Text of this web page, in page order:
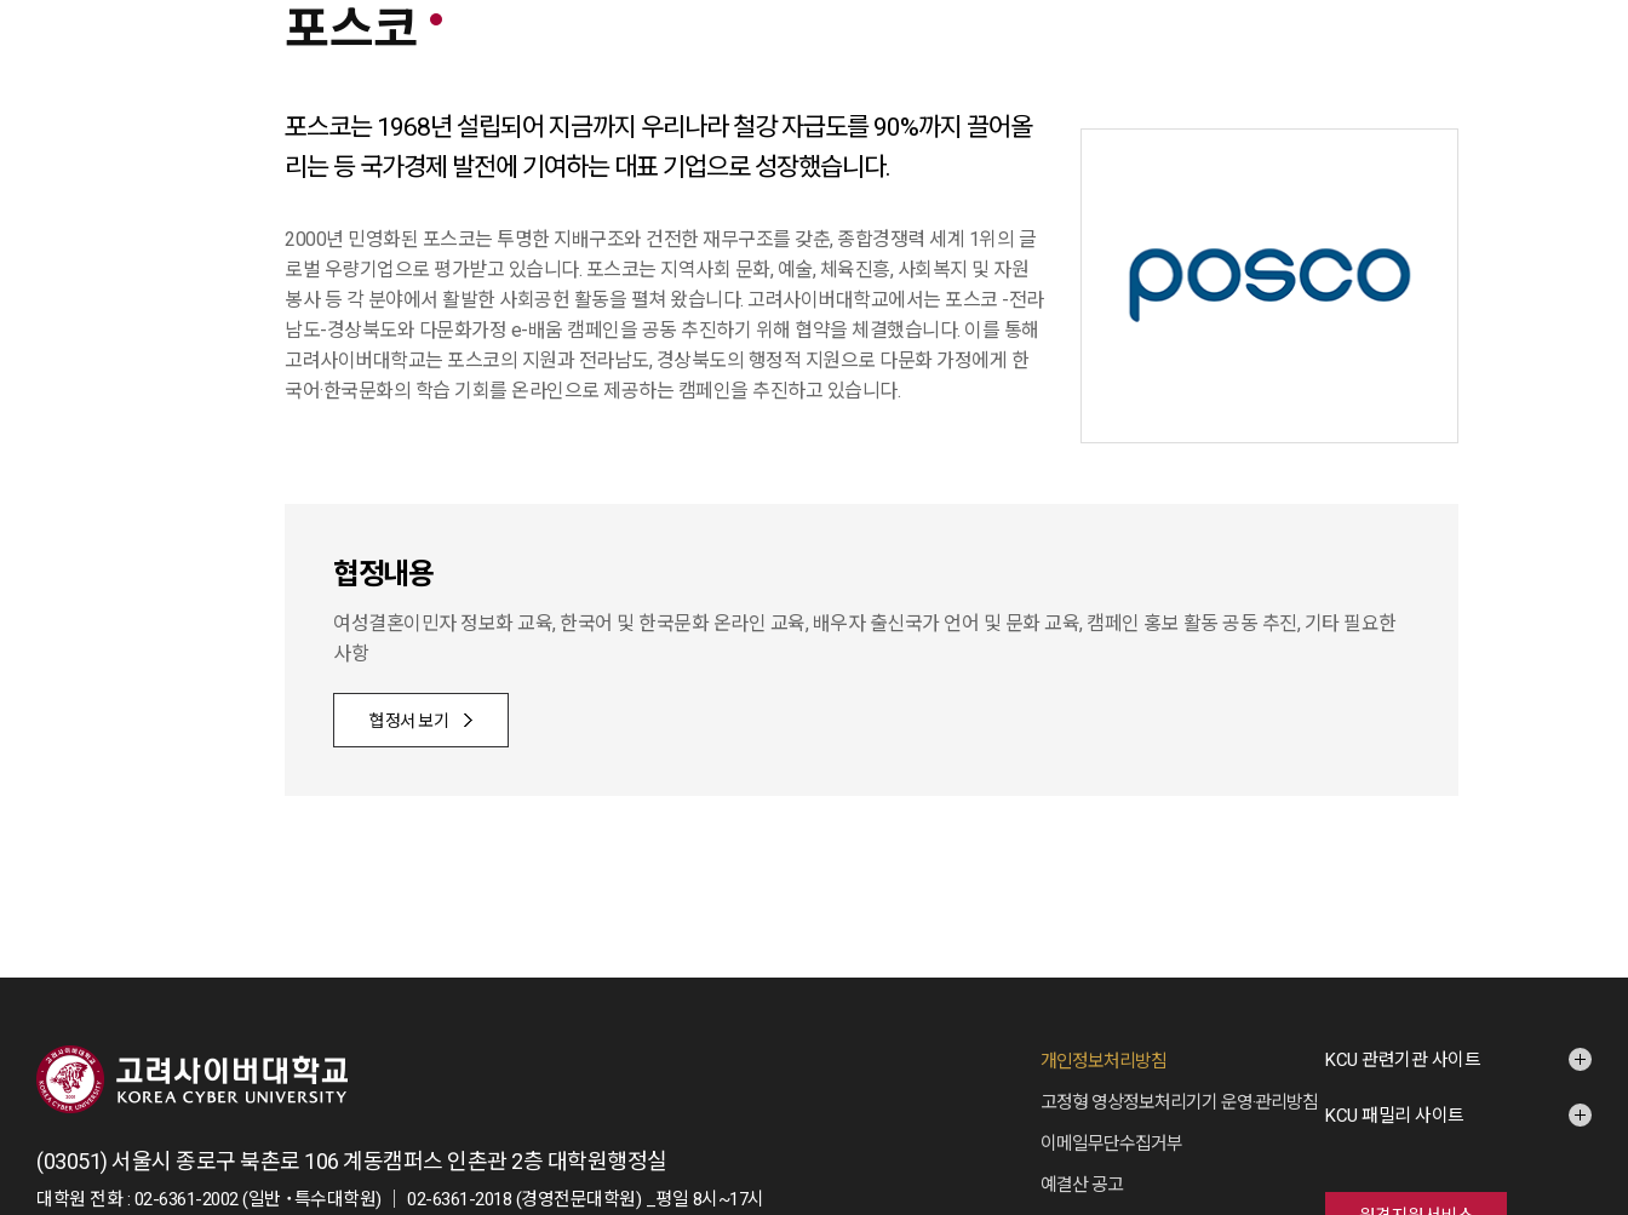
포스코
포스코는 1968년 설립되어 지금까지 우리나라 철강 자급도를 90%까지 끌어올
리는 등국가경제 발전에 기여하는 대표 기업으로 성장했습니다.
2000년 민영화된 포스코는 투명한 지배구조와 건전한 재무구조를 갖춘, 종합경쟁력 세계 1위의 글
로벌 우량기업으로 평가받고 있습니다. 포스코는 지역사회 문화, 예술, 체육진흥, 사회복지 및 자원
봉사 등 각 분야에서 활발한 사회공헌 활동을 펼쳐 왔습니다. 고려사이버대학교에서는 포스코 -전라
남도-경상북도와 다문화가정 e-배움 캠페인을 공동 추진하기 위해 협약을 체결했습니다. 이를 통해
고려사이버대학교는 포스코의 지원과 전라남도, 경상북도의 행정적 지원으로 다문화 가정에게 한
국어·한국문화의 학습 기회를 온라인으로 제공하는 캠페인을 추진하고 있습니다.
협정내용
여성결혼이민자 정보화 교육, 한국어 및 한국문화 온라인 교육, 배우자 출신국가 언어 및 문화 교육, 캠페인 홍보 활동 공동 추진, 기타 필요한
사항
협정서 보기
(03051) 서울시 종로구 북촌로 106 계동캠퍼스 인촌관 2층 대학원행정실
대학원 전화 : 02-6361-2002 (일반 ˙특수대학원) ｜ 02-6361-2018 (경영전문대학원) _평일 8시~17시
개인정보처리방침
고정형 영상정보처리기기 운영·관리방침
이메일무단수집거부
예결산 공고
KCU 관련기관 사이트
KCU 패밀리 사이트